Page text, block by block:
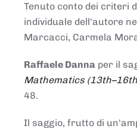
Tenuto conto dei criteri
individuale dell'autore
Marcacci, Carmela
Raffaele Danna per il
Mathematics
48.
Il saggio, frutto di